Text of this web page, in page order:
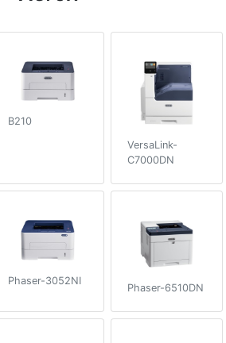
B210
VersaLink-
C7000DN
Phaser-3052NI
Phaser-6510DN